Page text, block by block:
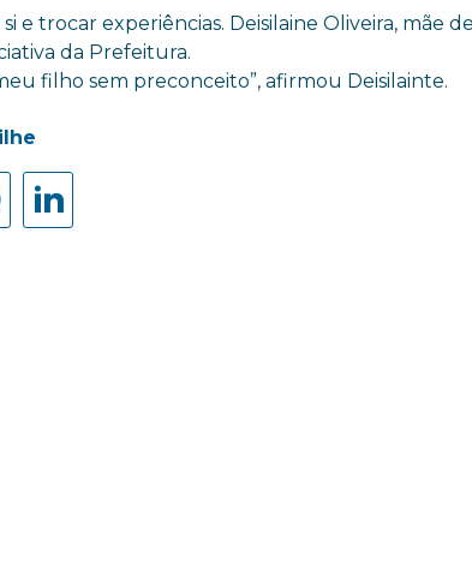
trocar experiências. Deisilaine Oliveira, mãe de
da Prefeitura.
filho sem preconceito”, afirmou Deisilainte.